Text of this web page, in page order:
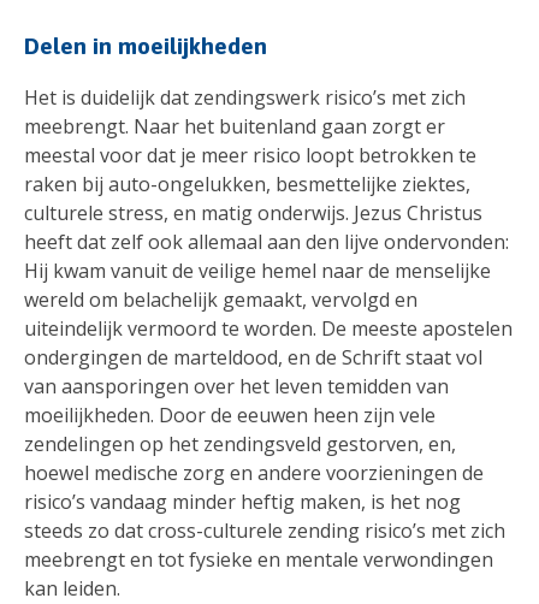
Delen in moeilijkheden
Het is duidelijk dat zendingswerk risico’s met zich
meebrengt. Naar het buitenland gaan zorgt er
meestal voor dat je meer risico loopt betrokken te
raken bij auto-ongelukken, besmettelijke ziektes,
culturele stress, en matig onderwijs. Jezus Christus
heeft dat zelf ook allemaal aan den lijve ondervonden:
Hij kwam vanuit de veilige hemel naar de menselijke
wereld om belachelijk gemaakt, vervolgd en
uiteindelijk vermoord te worden. De meeste apostelen
ondergingen de marteldood, en de Schrift staat vol
van aansporingen over het leven temidden van
moeilijkheden. Door de eeuwen heen zijn vele
zendelingen op het zendingsveld gestorven, en,
hoewel medische zorg en andere voorzieningen de
risico’s vandaag minder heftig maken, is het nog
steeds zo dat cross-culturele zending risico’s met zich
meebrengt en tot fysieke en mentale verwondingen
kan leiden.